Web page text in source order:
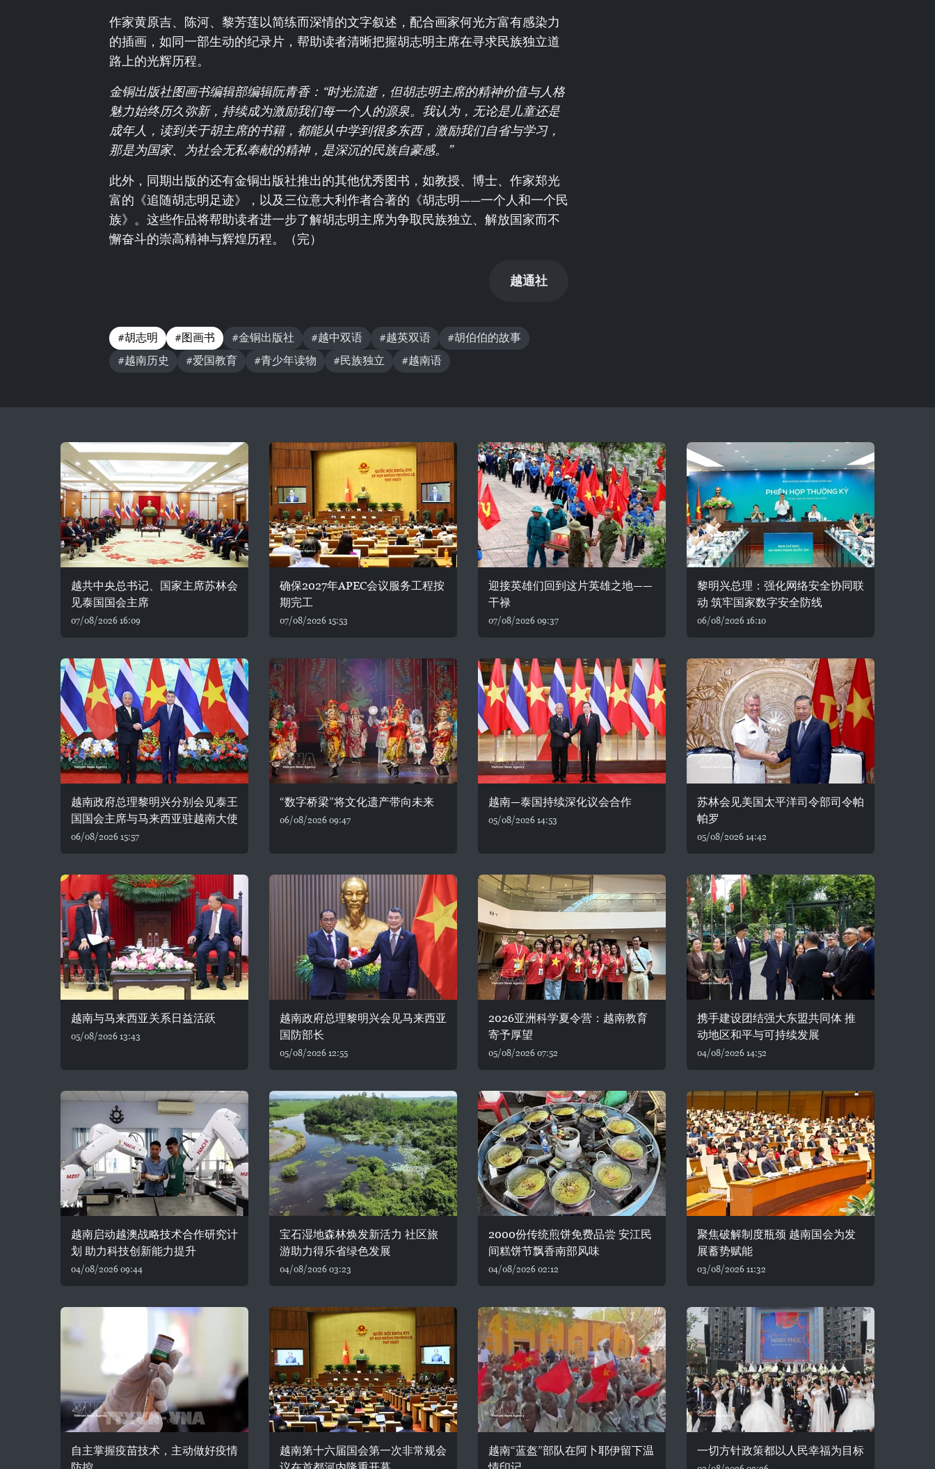
作家黄原吉、陈河、黎芳莲以简练而深情的文字叙述，配合画家何光方富有感染力
的插画，如同一部生动的纪录片，帮助读者清晰把握胡志明主席在寻求民族独立道
路上的光辉历程。
金铜出版社图画书编辑部编辑阮青香：“时光流逝，但胡志明主席的精神价值与人格
魅力始终历久弥新，持续成为激励我们每一个人的源泉。我认为，无论是儿童还是
成年人，读到关于胡主席的书籍，都能从中学到很多东西，激励我们自省与学习，
那是为国家、为社会无私奉献的精神，是深沉的民族自豪感。”
此外，同期出版的还有金铜出版社推出的其他优秀图书，如教授、博士、作家郑光
富的《追随胡志明足迹》，以及三位意大利作者合著的《胡志明——一个人和一个民
族》。这些作品将帮助读者进一步了解胡志明主席为争取民族独立、解放国家而不
懈奋斗的崇高精神与辉煌历程。（完）
越通社
#胡志明 #图画书 #金铜出版社 #越中双语 #越英双语
#胡伯伯的故事
#越南历史
#爱国教育 #青少年读物 #民族独立 #越南语
越共中央总书记、国家主席苏林会
见泰国国会主席
07/08/2026 16:09
确保2027年APEC会议服务工程按
期完工
07/08/2026 15:53
迎接英雄们回到这片英雄之地——
干禄
07/08/2026 09:37
黎明兴总理：强化网络安全协同联
动 筑牢国家数字安全防线
06/08/2026 16:10
越南政府总理黎明兴分别会见泰王
国国会主席与马来西亚驻越南大使
06/08/2026 15:57
“数字桥梁”将文化遗产带向未来
06/08/2026 09:47
越南—泰国持续深化议会合作
05/08/2026 14:53
苏林会见美国太平洋司令部司令帕
帕罗
05/08/2026 14:42
越南与马来西亚关系日益活跃
05/08/2026 13:43
越南政府总理黎明兴会见马来西亚
国防部长
05/08/2026 12:55
2026亚洲科学夏令营：越南教育
寄予厚望
05/08/2026 07:52
携手建设团结强大东盟共同体 推
动地区和平与可持续发展
04/08/2026 14:52
越南启动越澳战略技术合作研究计
划 助力科技创新能力提升
04/08/2026 09:44
宝石湿地森林焕发新活力 社区旅
游助力得乐省绿色发展
04/08/2026 03:23
2000份传统煎饼免费品尝 安江民
间糕饼节飘香南部风味
04/08/2026 02:12
聚焦破解制度瓶颈 越南国会为发
展蓄势赋能
03/08/2026 11:32
自主掌握疫苗技术，主动做好疫情
越南第十六届国会第一次非常规会
越南“蓝盔”部队在阿卜耶伊留下温
一切方针政策都以人民幸福为目标